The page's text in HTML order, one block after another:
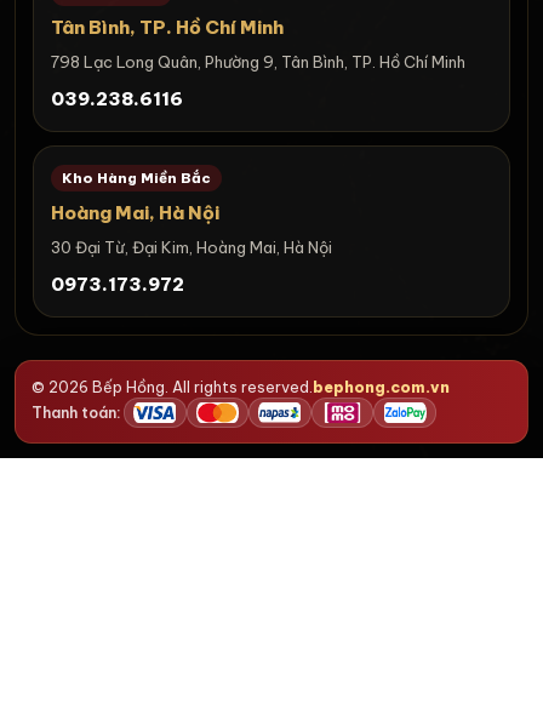
Tân Bình, TP. Hồ Chí Minh
798 Lạc Long Quân, Phường 9, Tân Bình, TP. Hồ Chí Minh
039.238.6116
Kho Hàng Miền Bắc
Hoàng Mai, Hà Nội
30 Đại Từ, Đại Kim, Hoàng Mai, Hà Nội
0973.173.972
© 2026 Bếp Hồng. All rights reserved.bephong.com.vn
Thanh toán: